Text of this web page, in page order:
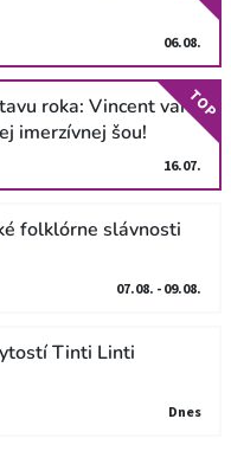
06.08.
roka: Vincent van
imerzívnej šou!
16.07.
TOP
folklórne slávnosti
07.08. - 09.08.
Tinti Linti
Dnes